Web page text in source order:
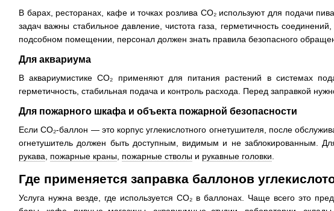
В барах, ресторанах, кафе и точках розлива CO₂ используют для подачи
задач важны стабильное давление, чистота газа, герметичность
подсобном помещении, персонал должен знать правила безопасного
Для аквариума
В аквариумистике CO₂ применяют для питания растений в системах
герметичность, стабильная подача и контроль расхода. Перед заправкой
Для пожарного шкафа и объекта пожарной безопасности
Если CO₂-баллон — это корпус углекислотного огнетушителя, после
огнетушитель должен быть доступным, видимым и не заблокированным.
рукава
пожарные краны пожарные стволы и рукавные головки
Где применяется заправка баллонов
Услуга нужна везде, где используется CO₂ в баллонах. Чаще всего это